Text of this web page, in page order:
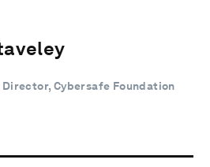
Cybersafe Foundation